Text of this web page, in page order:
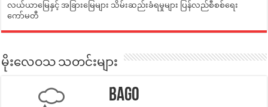
လယ်ယာမြေနှင့် အခြားမြေများ သိမ်းဆည်းခံရမှုများ ပြန်လည်စီစစ်ရေး
ကော်မတီ
မိုးလေဝသ သတင်းများ
Bago